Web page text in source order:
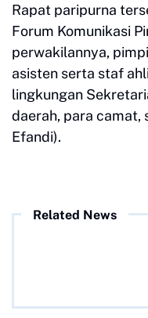
Rapat paripurna
Forum Komunikasi
perwakilannya,
asisten serta staf
lingkungan
daerah, para camat,
Efandi).
Related News